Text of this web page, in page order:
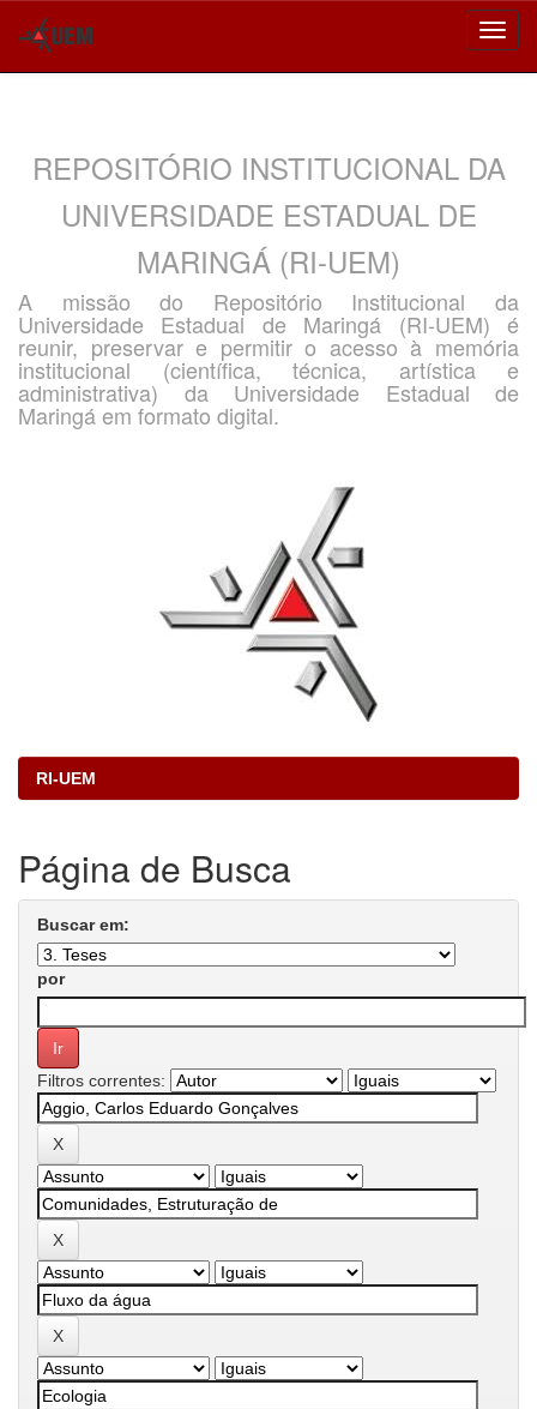
REPOSITÓRIO INSTITUCIONAL DA
UNIVERSIDADE ESTADUAL DE
MARINGÁ (RI-UEM)
A missão do Repositório Institucional da
Universidade Estadual de Maringá (RI-UEM) é
reunir, preservar e permitir o acesso à memória
institucional (científica, técnica, artística e
administrativa) da Universidade Estadual de
Maringá em formato digital.
RI-UEM
Página de Busca
Buscar em:
por
Filtros correntes: